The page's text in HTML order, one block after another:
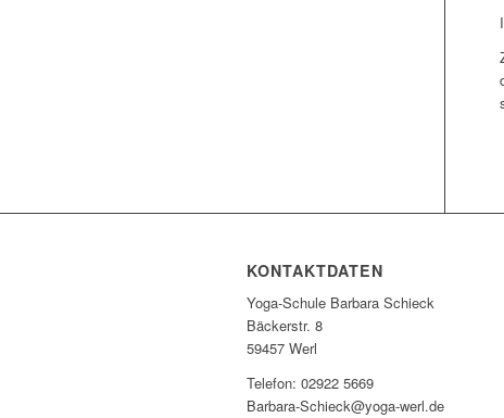
KONTAKTDATEN
Yoga-Schule Barbara Schieck
Bäckerstr. 8
59457 Werl
Telefon: 02922 5669
Barbara-Schieck@yoga-werl.de